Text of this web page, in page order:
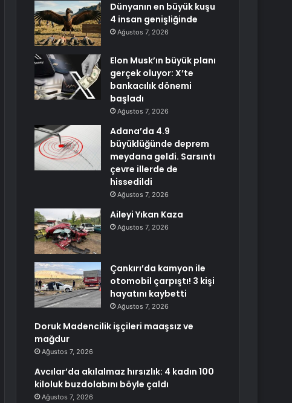
Dünyanın en büyük kuşu
4 insan genişliğinde
Ağustos 7, 2026
Elon Musk’ın büyük planı
gerçek oluyor: X’te
bankacılık dönemi
başladı
Ağustos 7, 2026
Adana’da 4.9
büyüklüğünde deprem
meydana geldi. Sarsıntı
çevre illerde de
hissedildi
Ağustos 7, 2026
Aileyi Yıkan Kaza
Ağustos 7, 2026
Çankırı’da kamyon ile
otomobil çarpıştı! 3 kişi
hayatını kaybetti
Ağustos 7, 2026
Doruk Madencilik işçileri maaşsız ve
mağdur
Ağustos 7, 2026
Avcılar’da akılalmaz hırsızlık: 4 kadın 100
kiloluk buzdolabını böyle çaldı
Ağustos 7, 2026